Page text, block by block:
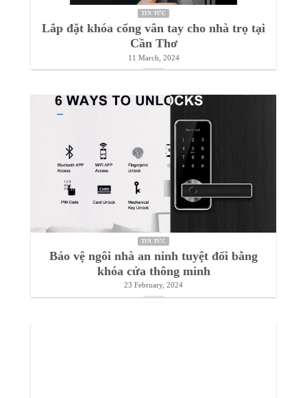
TIN TỨC
Lắp đặt khóa cổng vân tay cho nhà trọ tại
Cần Thơ
11 March, 2024
TIN TỨC
Bảo vệ ngôi nhà an ninh tuyệt đối bằng
khóa cửa thông minh
23 February, 2024